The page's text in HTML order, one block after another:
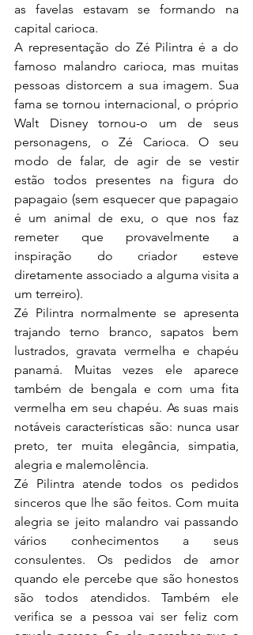
as favelas estavam se formando na
capital carioca.
A representação do Zé Pilintra é a do
famoso malandro carioca, mas muitas
pessoas distorcem a sua imagem. Sua
fama se tornou internacional, o próprio
Walt Disney tornou-o um de seus
personagens, o Zé Carioca. O seu
modo de falar, de agir de se vestir
estão todos presentes na figura do
papagaio (sem esquecer que papagaio
é um animal de exu, o que nos faz
remeter que provavelmente a
inspiração do criador esteve
diretamente associado a alguma visita a
um terreiro).
Zé Pilintra normalmente se apresenta
trajando terno branco, sapatos bem
lustrados, gravata vermelha e chapéu
panamá. Muitas vezes ele aparece
também de bengala e com uma fita
vermelha em seu chapéu. As suas mais
notáveis características são: nunca usar
preto, ter muita elegância, simpatia,
alegria e malemolência.
Zé Pilintra atende todos os pedidos
sinceros que lhe são feitos. Com muita
alegria se jeito malandro vai passando
vários conhecimentos a seus
consulentes. Os pedidos de amor
quando ele percebe que são honestos
são todos atendidos. Também ele
verifica se a pessoa vai ser feliz com